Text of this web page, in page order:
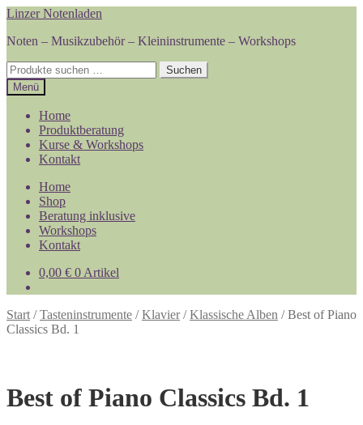
Zur
springen
Zum
springen
Linzer Notenladen
Noten – Musikzubehör – Kleininstrumente – Workshops
Suchen
nach:
Suchen
Menü
Home
Produktberatung
Kurse & Workshops
Kontakt
Home
Shop
Beratung inklusive
Workshops
Kontakt
0,00 € 0 Artikel
Start /Tasteninstrumente /Klavier/Klassische Alben /Best of Piano
Classics Bd. 1
Best of Piano Classics Bd. 1